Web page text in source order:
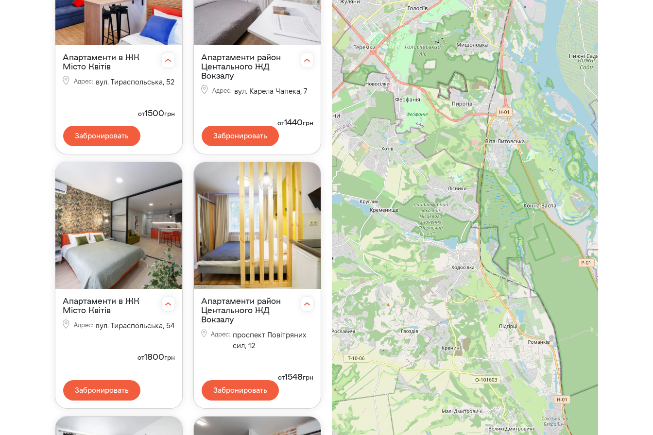
Апартаменти в ЖК
Місто Квітів
Адрес: вул. Тираспольська, 52
от1500грн
Забронировать
Апартаменти район
Центального ЖД
Вокзалу
Адрес: вул. Карела Чапека, 7
от1440грн
Забронировать
Апартаменти в ЖК
Місто Квітів
Адрес: вул. Тираспольська, 54
от1800грн
Забронировать
Апартаменти район
Центального ЖД
Вокзалу
Адрес: проспект Повітряних
сил, 12
от1548грн
Забронировать